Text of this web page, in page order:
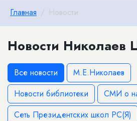
Главная Новости
Новости Николаев
Все новости
М.Е.Николаев
Новости библиотеки
СМИ о
Сеть Президентских школ РС(Я)